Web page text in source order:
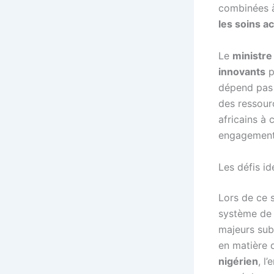
combinées
les soins
Le ministre
innovants
dépend
des
africains à
Les défis
Lors de ce
système
majeurs
en matière
nigérien,